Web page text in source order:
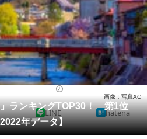
クイズ
地域
教育・育児
リサーチ
ランキングTOP30！ 第1位
年データ】
画像：写真AC
LINE hatena